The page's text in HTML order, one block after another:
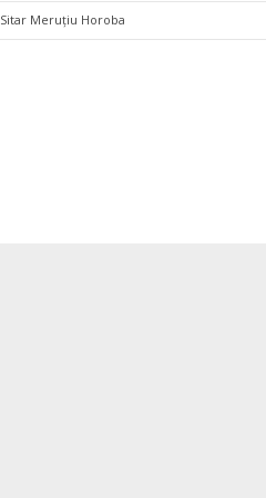
Sitar Meruțiu Horoba